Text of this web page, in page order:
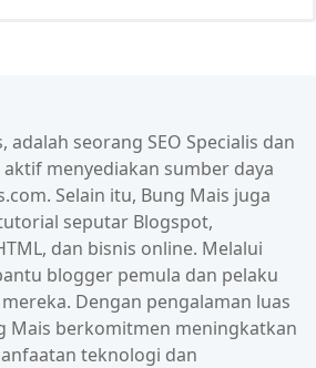
seorang SEO Specialis dan
menyediakan sumber daya
Selain itu, Bung Mais juga
seputar Blogspot,
dan bisnis online. Melalui
blogger pemula dan pelaku
Dengan pengalaman luas
Mais berkomitmen meningkatkan
teknologi dan